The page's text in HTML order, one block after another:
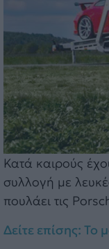
Κατά καιρούς
συλλογή με
πουλάει τις
Δείτε επίσης: